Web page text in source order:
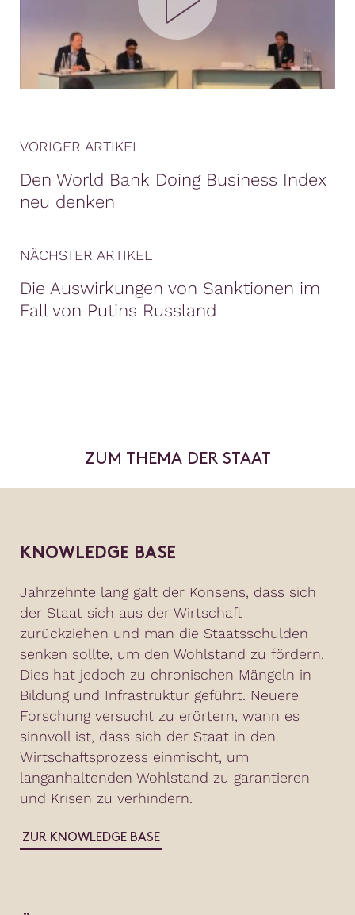
VORIGER ARTIKEL
Den World Bank Doing Business Index
neu denken
NÄCHSTER ARTIKEL
Die Auswirkungen von Sanktionen im
Fall von Putins Russland
ZUM THEMA DER STAAT
KNOWLEDGE BASE
Jahrzehnte lang galt der Konsens, dass sich
der Staat sich aus der Wirtschaft
zurückziehen und man die Staatsschulden
senken sollte, um den Wohlstand zu fördern.
Dies hat jedoch zu chronischen Mängeln in
Bildung und Infrastruktur geführt. Neuere
Forschung versucht zu erörtern, wann es
sinnvoll ist, dass sich der Staat in den
Wirtschaftsprozess einmischt, um
langanhaltenden Wohlstand zu garantieren
und Krisen zu verhindern.
ZUR KNOWLEDGE BASE